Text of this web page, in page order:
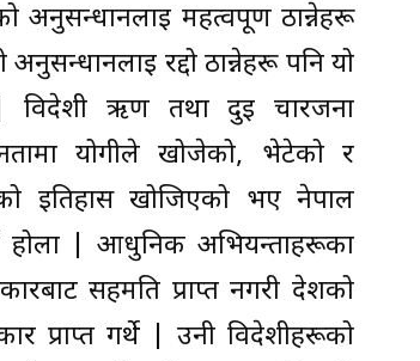
अनुसन्धानलाई महत्वपूर्ण ठान्नेहरू
रद्दो ठान्नेहरू पनि यो
ऋण तथा दुई चारजना
योगीले खोजेको, भेटेको र
इतिहास खोजिएको भए नेपाल
होला | आधुनिक अभियन्ताहरूका
सहमति प्राप्त नगरी देशको
प्राप्त गर्थे | उनी विदेशीहरूको